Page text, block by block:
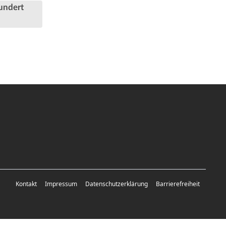
Kontakt Impressum Datenschutzerklärung Barrierefreiheit